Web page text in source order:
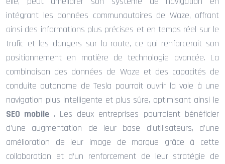
intégrant les données communautaires de Waze, offrant
ainsi des informations plus précises et en temps réel sur le
trafic et les dangers sur la route, ce qui renforcerait son
positionnement en matière de technologie avancée. La
combinaison des données de Waze et des capacités de
conduite autonome de Tesla pourrait ouvrir la voie à une
navigation plus intelligente et plus sûre, optimisant ainsi le
SEO mobile . Les deux entreprises pourraient bénéficier
d’une augmentation de leur base d’utilisateurs, d’une
amélioration de leur image de marque grâce à cette
collaboration et d’un renforcement de leur stratégie de